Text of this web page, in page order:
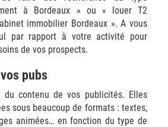
à Bordeaux » ou « louer T2
immobilier Bordeaux ». A vous
par rapport à votre activité pour
de vos prospects.
pubs
du contenu de vos publicités. Elles
sous beaucoup de formats : textes,
animées… en fonction du type de